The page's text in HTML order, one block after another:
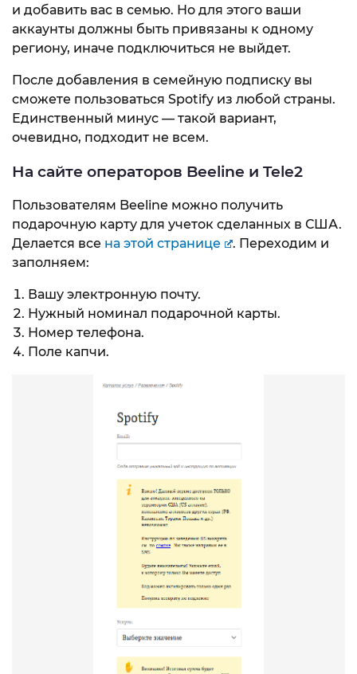
и добавить вас в семью. Но для этого ваши
аккаунты должны быть привязаны к одному
региону, иначе подключиться не выйдет.
После добавления в семейную подписку вы
сможете пользоваться Spotify из любой страны.
Единственный минус — такой вариант,
очевидно, подходит не всем.
На сайте операторов Beeline и Tele2
Пользователям Beeline можно получить
подарочную карту для учеток сделанных в США.
Делается все на этой странице
. Переходим и
заполняем:
Вашу электронную почту.
Нужный номинал подарочной карты.
Номер телефона.
Поле капчи.